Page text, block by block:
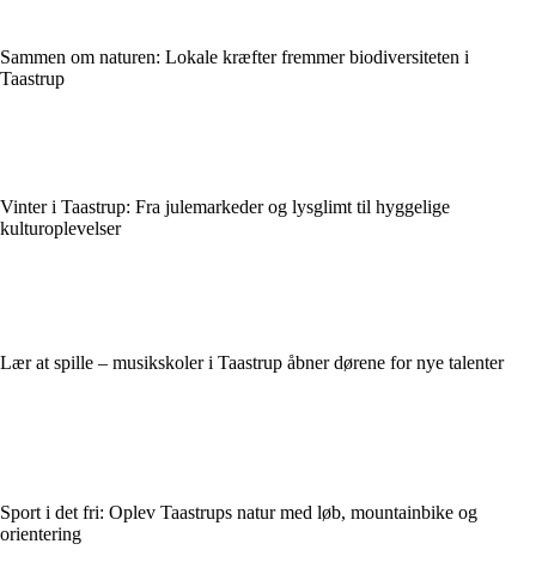
Sammen om naturen: Lokale kræfter fremmer biodiversiteten i
Taastrup
Vinter i Taastrup: Fra julemarkeder og lysglimt til hyggelige
kulturoplevelser
Lær at spille – musikskoler i Taastrup åbner dørene for nye talenter
Sport i det fri: Oplev Taastrups natur med løb, mountainbike og
orientering